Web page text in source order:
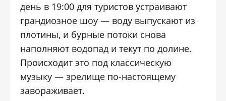
день в 19:00 для туристов устраивают
грандиозное шоу — воду выпускают из
плотины, и бурные потоки снова
наполняют водопад и текут по долине.
Происходит это под классическую
музыку — зрелище по-настоящему
завораживает.